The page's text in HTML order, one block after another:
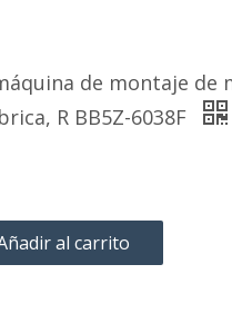
de montaje de
R BB5Z-6038F
al carrito